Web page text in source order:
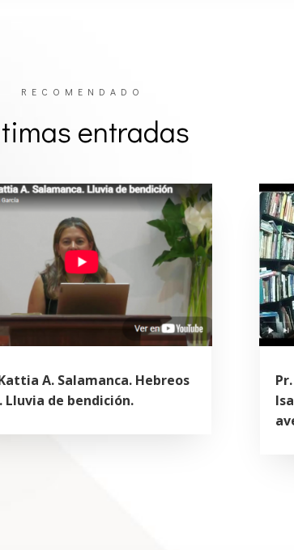
RECOMENDADO
entradas
A. Salamanca. Hebreos
Lluvia de bendición.